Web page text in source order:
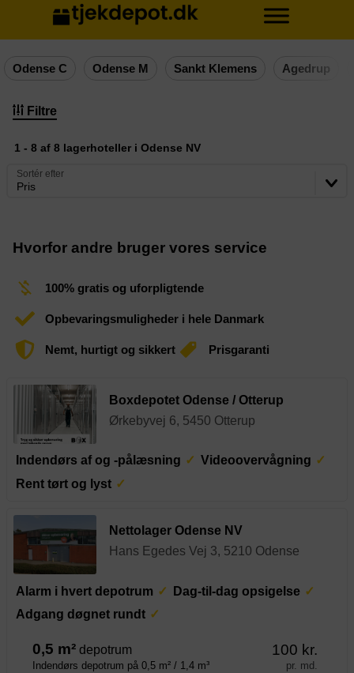
Odense C Odense M Sankt Klemens Agedrup
Filtre
1 - 8 af 8 lagerhoteller i Odense NV
Pris
Sortér efter
Hvorfor andre bruger vores service
100% gratis og uforpligtende
Opbevaringsmuligheder i hele Danmark
Nemt, hurtigt og sikkert Prisgaranti
Boxdepotet Odense / Otterup
Ørkebyvej 6, 5450 Otterup
Indendørs af og -pålæsning
Videoovervågning
Rent tørt og lyst
Nettolager Odense NV
Hans Egedes Vej 3, 5210 Odense
Alarm i hvert depotrum
Dag-til-dag opsigelse
Adgang døgnet rundt
0,5 m² depotrum
Indendørs depotrum på 0,5 m² / 1,4 m³
100 kr.
pr. md.